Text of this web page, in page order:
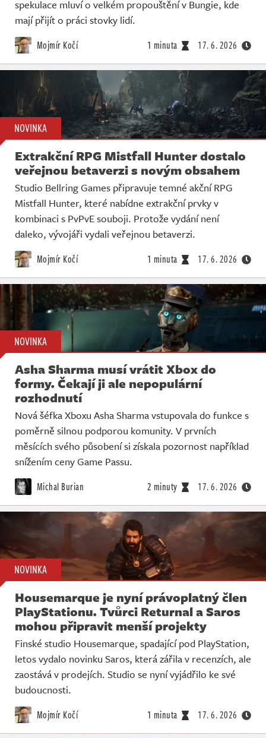
spekulace mluví o velkém propouštění v Bungie, kde
mají přijít o práci stovky lidí.
Mojmír Kočí 1 minuta 17. 6. 2026
NOVINKA
Extrakční RPG Mistfall Hunter dostalo
veřejnou betaverzi s novým obsahem
Studio Bellring Games připravuje temné akční RPG
Mistfall Hunter, které nabídne extrakční prvky v
kombinaci s PvPvE souboji. Protože vydání není
daleko, vývojáři vydali veřejnou betaverzi.
Mojmír Kočí 1 minuta 17. 6. 2026
NOVINKA
Asha Sharma musí vrátit Xbox do
formy. Čekají ji ale nepopulární
rozhodnutí
Nová šéfka Xboxu Asha Sharma vstupovala do funkce s
poměrně silnou podporou komunity. V prvních
měsících svého působení si získala pozornost například
snížením ceny Game Passu.
Michal Burian 2 minuty 17. 6. 2026
NOVINKA
Housemarque je nyní právoplatný člen
PlayStationu. Tvůrci Returnal a Saros
mohou připravit menší projekty
Finské studio Housemarque, spadající pod PlayStation,
letos vydalo novinku Saros, která zářila v recenzích, ale
zaostává v prodejích. Studio se nyní vyjádřilo ke své
budoucnosti.
Mojmír Kočí 1 minuta 17. 6. 2026